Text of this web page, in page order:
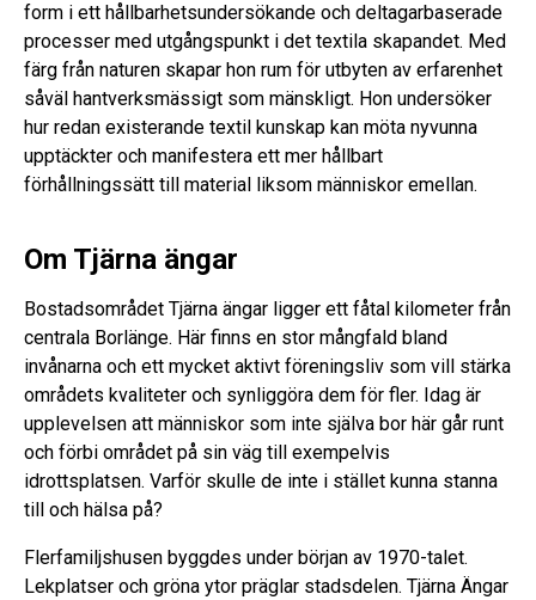
form i ett hållbarhetsundersökande och deltagarbaserade
processer med utgångspunkt i det textila skapandet. Med
färg från naturen skapar hon rum för utbyten av erfarenhet
såväl hantverksmässigt som mänskligt. Hon undersöker
hur redan existerande textil kunskap kan möta nyvunna
upptäckter och manifestera ett mer hållbart
förhållningssätt till material liksom människor emellan.
Om Tjärna ängar
Bostadsområdet Tjärna ängar ligger ett fåtal kilometer från
centrala Borlänge. Här finns en stor mångfald bland
invånarna och ett mycket aktivt föreningsliv som vill stärka
områdets kvaliteter och synliggöra dem för fler. Idag är
upplevelsen att människor som inte själva bor här går runt
och förbi området på sin väg till exempelvis
idrottsplatsen. Varför skulle de inte i stället kunna stanna
till och hälsa på?
Flerfamiljshusen byggdes under början av 1970-talet.
Lekplatser och gröna ytor präglar stadsdelen. Tjärna Ängar